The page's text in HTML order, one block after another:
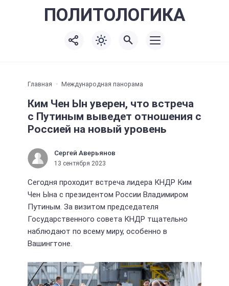
ПОЛИТОЛОГИКА
Главная Международная панорама
Ким Чен Ын уверен, что встреча
с Путиным выведет отношения с
Россией на новый уровень
Сергей Аверьянов
13 сентября 2023
Сегодня проходит встреча лидера КНДР Ким
Чен Ына с президентом России Владимиром
Путиным. За визитом председателя
Государственного совета КНДР тщательно
наблюдают по всему миру, особенно в
Вашингтоне.